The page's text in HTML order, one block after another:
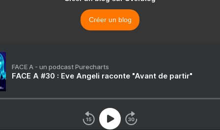
Créer un blog
FACE A - un podcast Purecharts
FACE A #30 : Eve Angeli raconte "Avant de partir"